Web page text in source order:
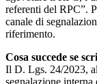
referenti del RPC”.
canale di
riferimento.
Cosa succede se
Il D. Lgs. 24/2023,